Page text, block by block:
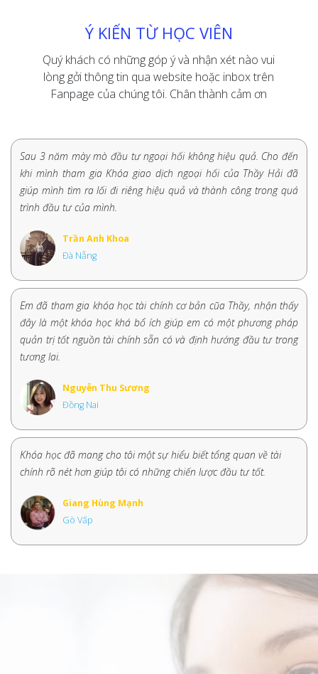
Ý KIẾN TỪ HỌC VIÊN
Quý khách có những góp ý và nhận xét nào vui
lòng gởi thông tin qua website hoặc inbox trên
Fanpage của chúng tôi. Chân thành cảm ơn
Sau 3 năm mày mò đầu tư ngoại hối không hiệu quả. Cho đến
khi mình tham gia Khóa giao dịch ngoại hối của Thầy Hải đã
giúp mình tìm ra lối đi riêng hiệu quả và thành công trong quá
trình đầu tư của mình.
Trần Anh Khoa
Đà Nẵng
Em đã tham gia khóa học tài chính cơ bản cũa Thầy, nhận thấy
đây là một khóa học khá bổ ích giúp em có một phương pháp
quản trị tốt nguồn tài chính sẵn có và định hướng đầu tư trong
tương lai.
Nguyễn Thu Sương
Đồng Nai
Khóa học đã mang cho tôi một sự hiểu biết tổng quan về tài
chính rõ nét hơn giúp tôi có những chiến lược đầu tư tốt.
Giang Hùng Mạnh
Gò Vấp